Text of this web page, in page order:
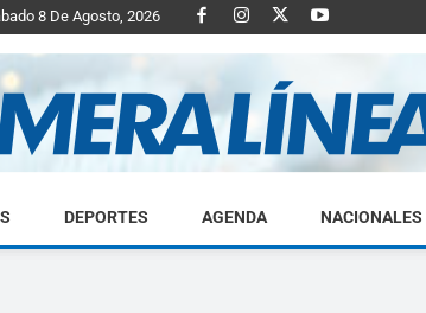
8 De Agosto, 2026
Diario
DEPORTES AGENDA NACIONALES